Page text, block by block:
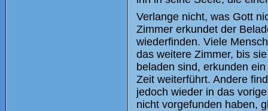
Verlange nicht, was Gott
Zimmer erkundet der
wiederfinden. Viele
das weitere Zimmer, bis
beladen sind, erkunden
Zeit weiterführt. Andere
jedoch wieder in das
nicht vorgefunden haben,